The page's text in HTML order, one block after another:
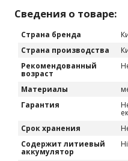
Сведения о товаре:
Страна бренда
Страна производства
Рекомендованный
возраст
Материалы
Гарантия
Срок хранения
Содержит литиевый
аккумулятор
Ні